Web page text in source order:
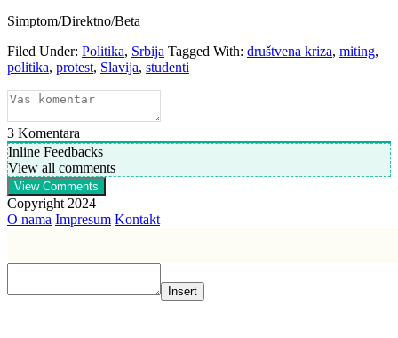
Simptom/Direktno/Beta
Filed Under: Politika, Srbija Tagged With: društvena kriza, miting,
politika, protest, Slavija, studenti
3 Komentara
Inline Feedbacks
View all comments
View Comments
Copyright 2024
O nama Impresum Kontakt
Insert